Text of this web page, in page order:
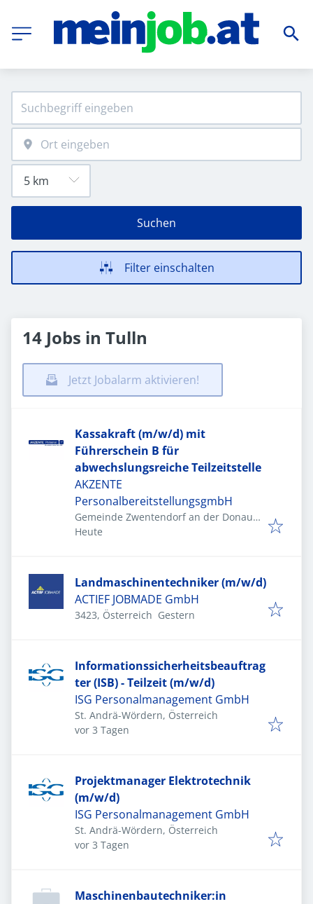
Suchen
Filter einschalten
14 Jobs in Tulln
Jetzt Jobalarm aktivieren!
Kassakraft (m/w/d) mit
Führerschein B für
abwechslungsreiche Teilzeitstelle
AKZENTE
PersonalbereitstellungsgmbH
Gemeinde Zwentendorf an der Donau,
Österreich
Veröffentlicht
Heute
Landmaschinentechniker (m/w/d)
ACTIEF JOBMADE GmbH
3423, Österreich Veröffentlicht
Gestern
Informationssicherheitsbeauftrag
ter (ISB) - Teilzeit (m/w/d)
ISG Personalmanagement GmbH
St. Andrä-Wördern, Österreich
Veröffentlicht
vor 3 Tagen
Projektmanager Elektrotechnik
(m/w/d)
ISG Personalmanagement GmbH
St. Andrä-Wördern, Österreich
Veröffentlicht
vor 3 Tagen
Maschinenbautechniker:in